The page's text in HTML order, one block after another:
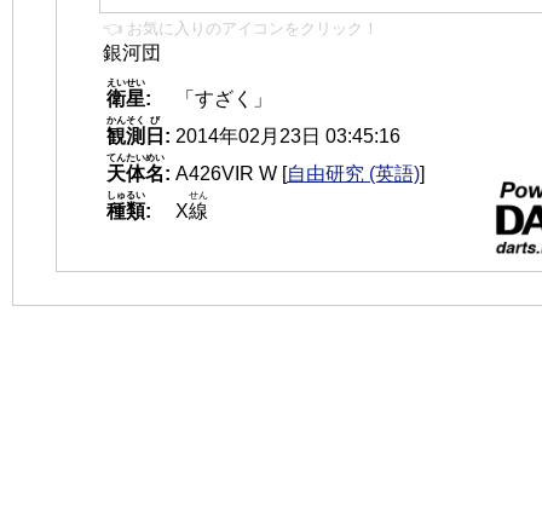
👈 お気に入りのアイコンをクリック！
銀河団
衛星
えいせい
:
「すざく」
観測
かんそく
日
び
: 2014年02月23日 03:45:16
天体名
てんたいめい
: A426VIR W [自由研究 (英語)]
種類
しゅるい
: X線
せん